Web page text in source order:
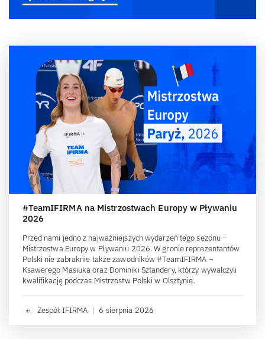
#TeamIFIRMA na Mistrzostwach Europy w Pływaniu
2026
Przed nami jedno z najważniejszych wydarzeń tego sezonu –
Mistrzostwa Europy w Pływaniu 2026. W gronie reprezentantów
Polski nie zabraknie także zawodników #TeamIFIRMA –
Ksawerego Masiuka oraz Dominiki Sztandery, którzy wywalczyli
kwalifikację podczas Mistrzostw Polski w Olsztynie.
Zespół IFIRMA | 6 sierpnia 2026